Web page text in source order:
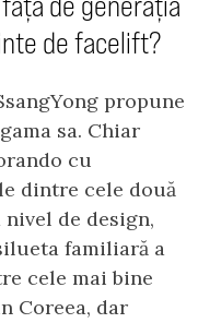
de facelift?
propune
sa. Chiar
cu
dintre cele două
de design,
familiară a
cele mai bine
Coreea, dar